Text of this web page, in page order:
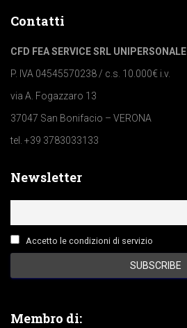
Contatti
CFD FEA SERVICE SRL UNIPERSONALE
P. IVA 04545570238 / c.s. 10.000€ i.v.
via A. Fogazzaro 13
37047 San Bonifacio – VERONA
tel. +39 3783033133
Newsletter
Accetto le condizioni di servizio
Membro di: